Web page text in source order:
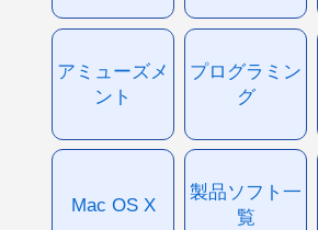
アミューズメ
ント
プログラミン
グ
Mac OS X
製品ソフト一
覧